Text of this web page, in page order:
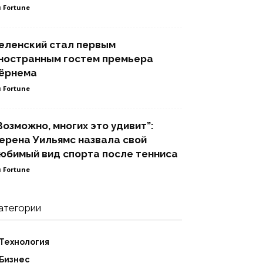
Fortune
стал первым
гостем премьера
Fortune
многих это удивит”:
Уильямс назвала свой
вид спорта после тенниса
Fortune
Технология
Бизнес